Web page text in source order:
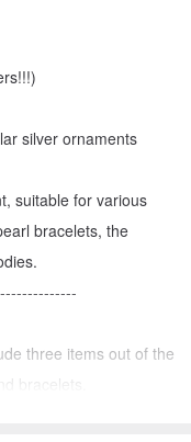
silver ornaments
suitable for various
bracelets, the
three items out of the
bracelets.